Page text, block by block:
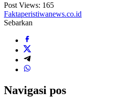
Post Views: 165
Faktaperistiwanews.co.id
Sebarkan
Navigasi pos